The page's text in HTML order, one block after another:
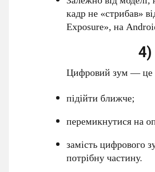
кадр не «стрибав»
Exposure», на
Цифровий зум — це
підійти ближче;
перемикнутися на
замість цифрового
потрібну частину.